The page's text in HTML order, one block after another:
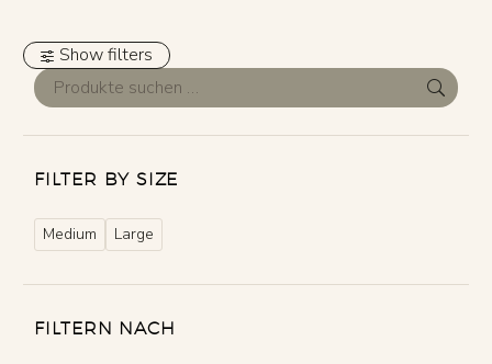
Show filters
FILTER BY SIZE
Medium Large
FILTERN NACH